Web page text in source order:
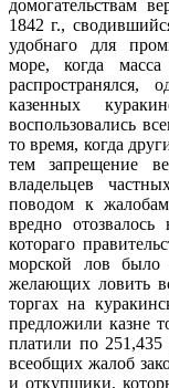
домогательствам
1842 г.,
удобнаго для
море, когда
казенных
воспользовались
то время, когда
тем запрещение
владельцев
поводом к
вредно
котораго
морской лов было
желающих ловить
торгах на
предложили казне
платили по
всеобщих жалоб
и откупщики,